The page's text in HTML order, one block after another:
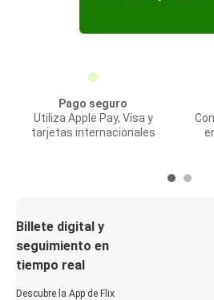
Pago seguro
Utiliza Apple Pay, Visa y
tarjetas internacionales
Billete digital y
seguimiento en
tiempo real
Descubre la App de Flix